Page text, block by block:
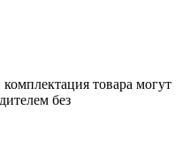
товара могут
без